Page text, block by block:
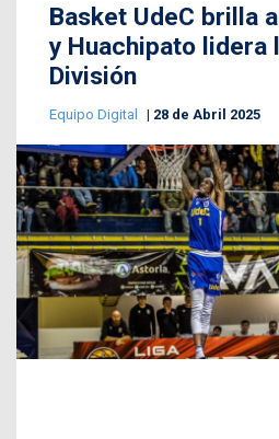
Basket UdeC brilla
y Huachipato lidera
División
Equipo Digital 28 de Abril 2025